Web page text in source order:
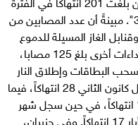
ما بين 01/01/2013 وحتى 31/12/2013". مبينةً أن عدد المصابين من
الغاز المسيلة للدموع
والاعتداء بالضرب المبرح، إضافة إلى اعتداءات أخرى بلغ 125 مصابا،
البطاقات وإطلاق النار
التي لم ينتج عنها إصابات 76 حالة. وسجل كانون الثاني 28 انتهاكاً، فيما
سجل شباط 29 انتهاكا، أما آذار سجل 14 انتهاكاً، في حين سجل شهر
نيسان هو الأخر 14 انتهاكاً، وسجل شهر أيار 17 انتهاكاً. وفي حزيران،